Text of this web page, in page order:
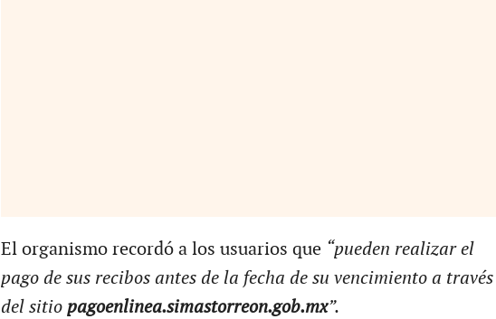
El organismo recordó a los usuarios que “pueden realizar el
pago de sus recibos antes de la fecha de su vencimiento a través
del sitio pagoenlinea.simastorreon.gob.mx”.